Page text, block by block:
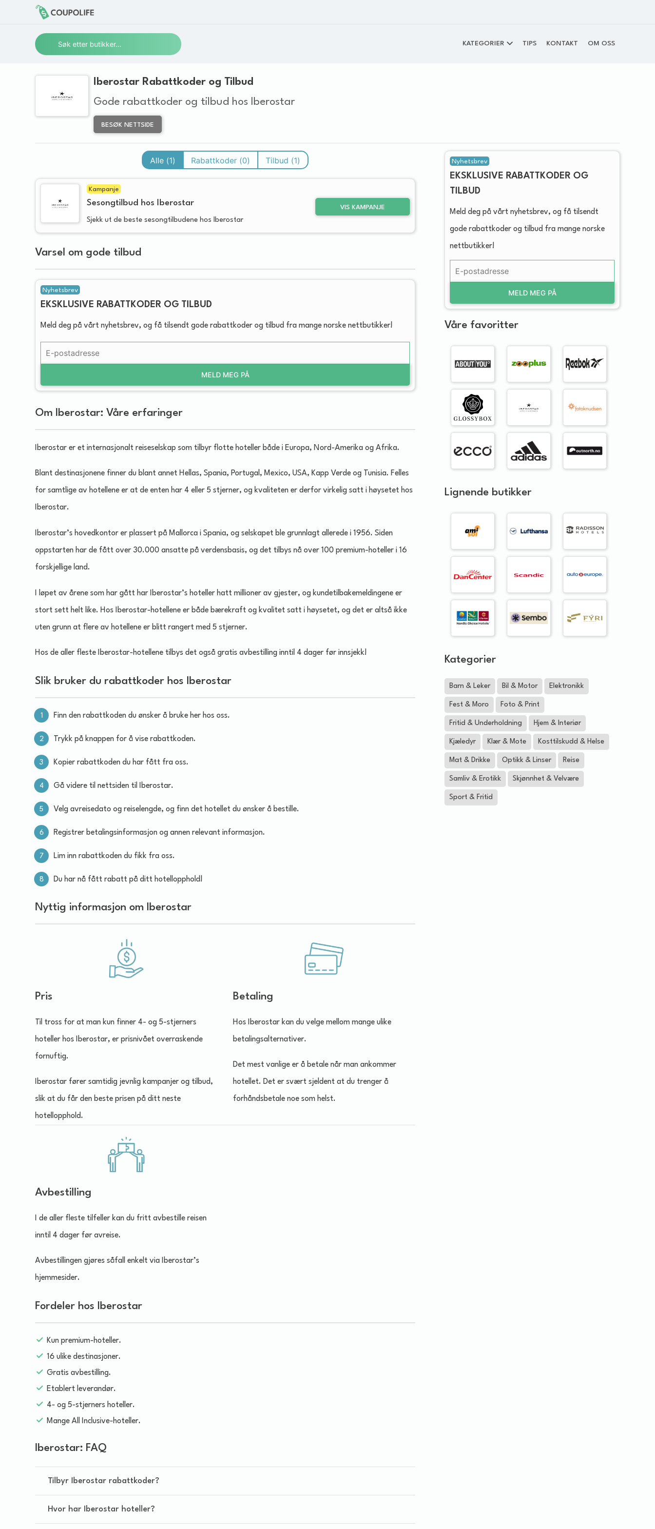
KATEGORIER TIPS KONTAKT OM OSS
Iberostar Rabattkoder og Tilbud
Gode rabattkoder og tilbud hos Iberostar
BESØK NETTSIDE
Alle (1) Rabattkoder (0) Tilbud (1)
Kampanje
Sesongtilbud hos Iberostar
Sjekk ut de beste sesongtilbudene hos Iberostar
VIS KAMPANJE
Varsel om gode tilbud
Nyhetsbrev
EKSKLUSIVE RABATTKODER OG TILBUD
Meld deg på vårt nyhetsbrev, og få tilsendt gode rabattkoder og tilbud fra mange norske nettbutikker!
MELD MEG PÅ
Om Iberostar: Våre erfaringer
Iberostar er et internasjonalt reiseselskap som tilbyr flotte hoteller både i Europa, Nord-Amerika og Afrika.
Blant destinasjonene finner du blant annet Hellas, Spania, Portugal, Mexico, USA, Kapp Verde og Tunisia. Felles
for samtlige av hotellene er at de enten har 4 eller 5 stjerner, og kvaliteten er derfor virkelig satt i høysetet hos
Iberostar.
Iberostar’s hovedkontor er plassert på Mallorca i Spania, og selskapet ble grunnlagt allerede i 1956. Siden
oppstarten har de fått over 30.000 ansatte på verdensbasis, og det tilbys nå over 100 premium-hoteller i 16
forskjellige land.
I løpet av årene som har gått har Iberostar’s hoteller hatt millioner av gjester, og kundetilbakemeldingene er
stort sett helt like. Hos Iberostar-hotellene er både bærekraft og kvalitet satt i høysetet, og det er altså ikke
uten grunn at flere av hotellene er blitt rangert med 5 stjerner.
Hos de aller fleste Iberostar-hotellene tilbys det også gratis avbestilling inntil 4 dager før innsjekk!
Slik bruker du rabattkoder hos Iberostar
Finn den rabattkoden du ønsker å bruke her hos oss.
Trykk på knappen for å vise rabattkoden.
Kopier rabattkoden du har fått fra oss.
Gå videre til nettsiden til Iberostar.
Velg avreisedato og reiselengde, og finn det hotellet du ønsker å bestille.
Registrer betalingsinformasjon og annen relevant informasjon.
Lim inn rabattkoden du fikk fra oss.
Du har nå fått rabatt på ditt hotellopphold!
Nyttig informasjon om Iberostar
Pris
Til tross for at man kun finner 4- og 5-stjerners
hoteller hos Iberostar, er prisnivået overraskende
fornuftig.
Iberostar fører samtidig jevnlig kampanjer og tilbud,
slik at du får den beste prisen på ditt neste
hotellopphold.
Betaling
Hos Iberostar kan du velge mellom mange ulike
betalingsalternativer.
Det mest vanlige er å betale når man ankommer
hotellet. Det er svært sjeldent at du trenger å
forhåndsbetale noe som helst.
Avbestilling
I de aller fleste tilfeller kan du fritt avbestille reisen
inntil 4 dager før avreise.
Avbestillingen gjøres såfall enkelt via Iberostar’s
hjemmesider.
Fordeler hos Iberostar
Kun premium-hoteller.
16 ulike destinasjoner.
Gratis avbestilling.
Etablert leverandør.
4- og 5-stjerners hoteller.
Mange All Inclusive-hoteller.
Iberostar: FAQ
Tilbyr Iberostar rabattkoder?
Hvor har Iberostar hoteller?
Nyhetsbrev
EKSKLUSIVE RABATTKODER OG
TILBUD
Meld deg på vårt nyhetsbrev, og få tilsendt
gode rabattkoder og tilbud fra mange norske
nettbutikker!
MELD MEG PÅ
Våre favoritter
Lignende butikker
Kategorier
Barn & Leker Bil & Motor Elektronikk
Fest & Moro Foto & Print
Fritid & Underholdning Hjem & Interiør
Kjæledyr Klær & Mote Kosttilskudd & Helse
Mat & Drikke Optikk & Linser Reise
Samliv & Erotikk Skjønnhet & Velvære
Sport & Fritid